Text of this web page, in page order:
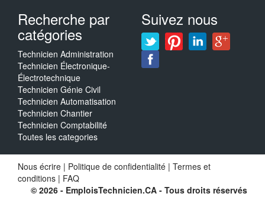
Recherche par
catégories
Technicien Administration
Technicien Électronique-
Électrotechnique
Technicien Génie Civil
Technicien Automatisation
Technicien Chantier
Technicien Comptabilité
Toutes les categories
Suivez nous
Nous écrire | Politique de confidentialité | Termes et
conditions | FAQ
© 2026 - EmploisTechnicien.CA - Tous droits réservés